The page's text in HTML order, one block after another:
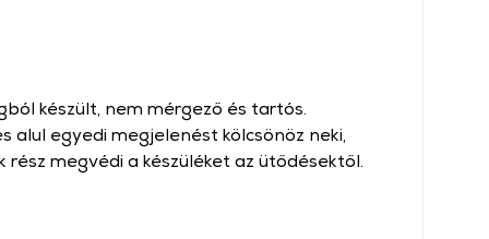
készült, nem mérgező és tartós.
alul egyedi megjelenést kölcsönöz neki,
megvédi a készüléket az ütődésektől.